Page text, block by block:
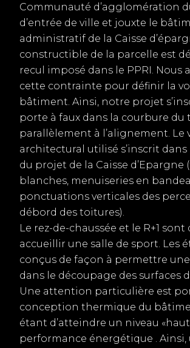
Communauté d’agglomération
d’entrée de ville et jouxte le
administratif de la Caisse
constructible de la parcelle est
recul imposé dans le PPRI. Nous
cette contrainte pour définir la
bâtiment. Ainsi, notre projet
porte à faux dans la courbure du
parallèlement à l’alignement. Le
architectural utilisé s’inscrit
du projet de la Caisse d’Epargne
blanches, menuiseries en
ponctuations verticales des
débord des toitures).
Le rez-de-chaussée et le R+1 sont
accueillir une salle de sport. Les
conçus de façon à permettre
dans le découpage des surfaces
Une attention particulière est
conception thermique du
étant d’atteindre un niveau
performance énergétique . Ainsi,